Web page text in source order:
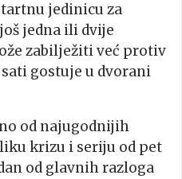
jedinicu za
jedna ili dvije
zabilježiti već protiv
sati gostuje u dvorani
od najugodnijih
krizu i seriju od pet
od glavnih razloga